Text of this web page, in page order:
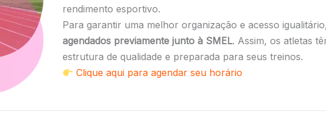
rendimento esportivo.
Para garantir uma melhor organização e acesso
agendados previamente junto à SMEL. Assim, os atletas
estrutura de qualidade e preparada para seus treinos.
Clique aqui para agendar seu horário